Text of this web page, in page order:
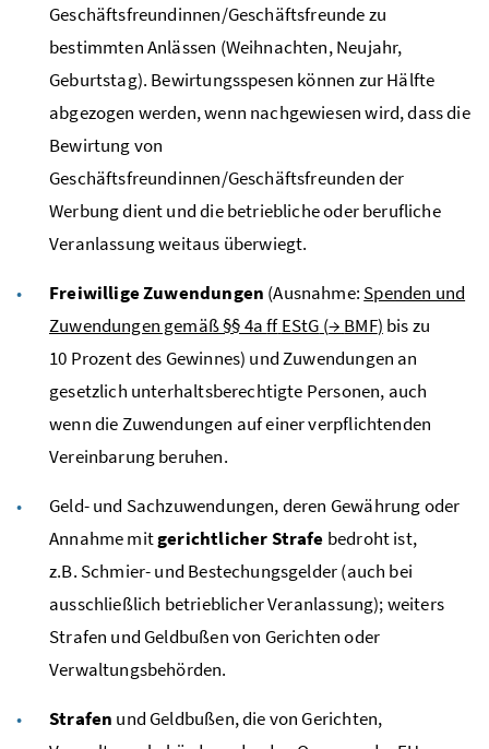
Geschäftsfreundinnen/Geschäftsfreunde zu
bestimmten Anlässen (Weihnachten, Neujahr,
Geburtstag). Bewirtungsspesen können zur Hälfte
abgezogen werden, wenn nachgewiesen wird, dass die
Bewirtung von
Geschäftsfreundinnen/Geschäftsfreunden der
Werbung dient und die betriebliche oder berufliche
Veranlassung weitaus überwiegt.
Freiwillige Zuwendungen (Ausnahme: Spenden und
Zuwendungen gemäß §§ 4aff EStG (→ BMF) bis zu
10 Prozent des Gewinnes) und Zuwendungen an
gesetzlich unterhaltsberechtigte Personen, auch
wenn die Zuwendungen auf einer verpflichtenden
Vereinbarung beruhen.
Geld- und Sachzuwendungen, deren Gewährung oder
Annahme mitgerichtlicher Strafe bedroht ist,
z.B. Schmier- und Bestechungsgelder (auch bei
ausschließlich betrieblicher Veranlassung); weiters
Strafen und Geldbußen von Gerichten oder
Verwaltungsbehörden.
Strafen und Geldbußen, die von Gerichten,